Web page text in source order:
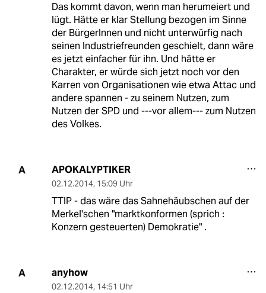
Das kommt davon, wenn man herumeiert und
lügt. Hätte er klar Stellung bezogen im Sinne
der BürgerInnen und nicht unterwürfig nach
seinen Industriefreunden geschielt, dann wäre
es jetzt einfacher für ihn. Und hätte er
Charakter, er würde sich jetzt noch vor den
Karren von Organisationen wie etwa Attac und
andere spannen - zu seinem Nutzen, zum
Nutzen der SPD und ---vor allem--- zum Nutzen
des Volkes.
A APOKALYPTIKER
02.12.2014, 15:09 Uhr
TTIP - das wäre das Sahnehäubschen auf der
Merkel'schen "marktkonformen (sprich :
Konzern gesteuerten) Demokratie" .
A anyhow
02.12.2014, 14:51 Uhr